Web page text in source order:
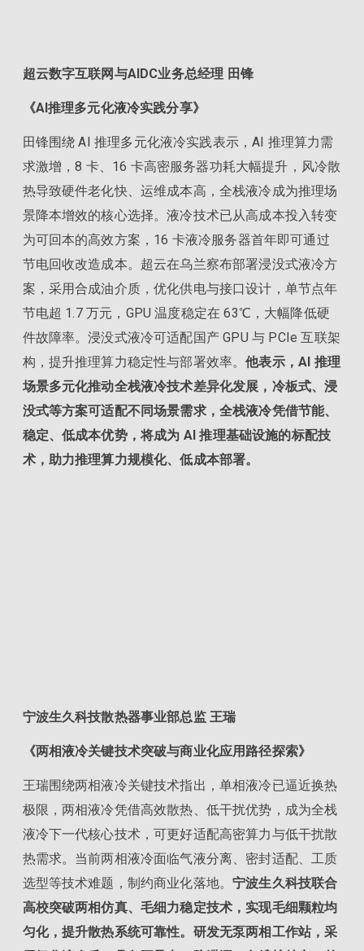
超云数字互联网与AIDC业务总经理 田锋
《AI推理多元化液冷实践分享》
田锋围绕 AI 推理多元化液冷实践表示，AI 推理算力需
求激增，8 卡、16 卡高密服务器功耗大幅提升，风冷散
热导致硬件老化快、运维成本高，全栈液冷成为推理场
景降本增效的核心选择。液冷技术已从高成本投入转变
为可回本的高效方案，16 卡液冷服务器首年即可通过
节电回收改造成本。超云在乌兰察布部署浸没式液冷方
案，采用合成油介质，优化供电与接口设计，单节点年
节电超 1.7 万元，GPU 温度稳定在 63℃，大幅降低硬
件故障率。浸没式液冷可适配国产 GPU 与 PCIe 互联架
构，提升推理算力稳定性与部署效率。他表示，AI 推理
场景多元化推动全栈液冷技术差异化发展，冷板式、浸
没式等方案可适配不同场景需求，全栈液冷凭借节能、
稳定、低成本优势，将成为 AI 推理基础设施的标配技
术，助力推理算力规模化、低成本部署。
宁波生久科技散热器事业部总监 王瑞
《两相液冷关键技术突破与商业化应用路径探索》
王瑞围绕两相液冷关键技术指出，单相液冷已逼近换热
极限，两相液冷凭借高效散热、低干扰优势，成为全栈
液冷下一代核心技术，可更好适配高密算力与低干扰散
热需求。当前两相液冷面临气液分离、密封适配、工质
选型等技术难题，制约商业化落地。宁波生久科技联合
高校突破两相仿真、毛细力稳定技术，实现毛细颗粒均
匀化，提升散热系统可靠性。研发无泵两相工作站，采